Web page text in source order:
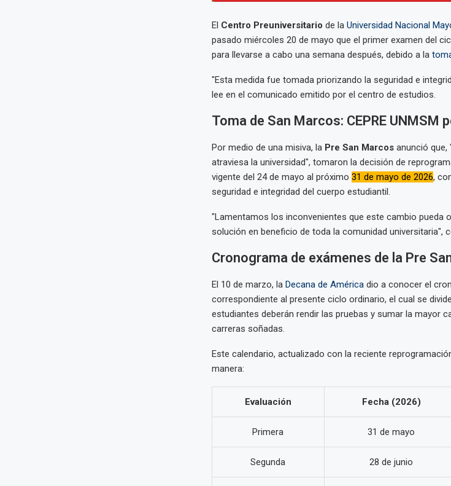
El Centro Preuniversitario de la Universidad Nacional
pasado miércoles 20 de mayo que el primer examen del
para llevarse a cabo una semana después, debido a la
"Esta medida fue tomada priorizando la seguridad e
lee en el comunicado emitido por el centro de estudios.
Toma de San Marcos: CEPRE UNMSM
Por medio de una misiva, la Pre San Marcos anunció que,
atraviesa la universidad", tomaron la decisión de
vigente del 24 de mayo al próximo 31 de mayo de 2026,
seguridad e integridad del cuerpo estudiantil.
"Lamentamos los inconvenientes que este cambio pueda
solución en beneficio de toda la comunidad universitaria",
Cronograma de exámenes de la Pre
El 10 de marzo, la Decana de América dio a conocer el
correspondiente al presente ciclo ordinario, el cual se
estudiantes deberán rendir las pruebas y sumar la mayor
carreras soñadas.
Este calendario, actualizado con la reciente
manera:
Evaluación Fecha (2026)
Primera 31 de mayo
Segunda 28 de junio